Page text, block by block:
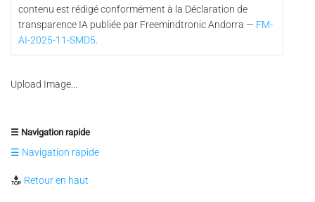
contenu est rédigé conformément à la Déclaration de
transparence IA publiée par Freemindtronic Andorra — FM-
AI-2025-11-SMD5
Upload Image...
☰ Navigation rapide
☰ Navigation rapide
Retour en haut